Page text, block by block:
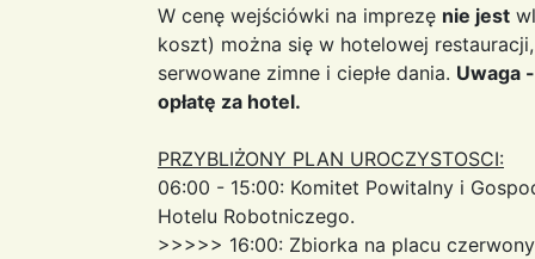
W cenę wejściówki na imprezę nie jest
koszt) można się w hotelowej
serwowane zimne i ciepłe dania. Uwaga
opłatę za hotel.
PRZYBLIŻONY PLAN UROCZYSTOSCI:
06:00 - 15:00: Komitet Powitalny i
Hotelu Robotniczego.
>>>>> 16:00: Zbiorka na placu